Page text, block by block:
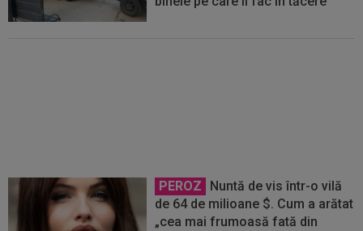
PEROZ
Nuntă de vis într-o vilă
de 64 de milioane $. Cum a arătat
„cea mai frumoasă fată din